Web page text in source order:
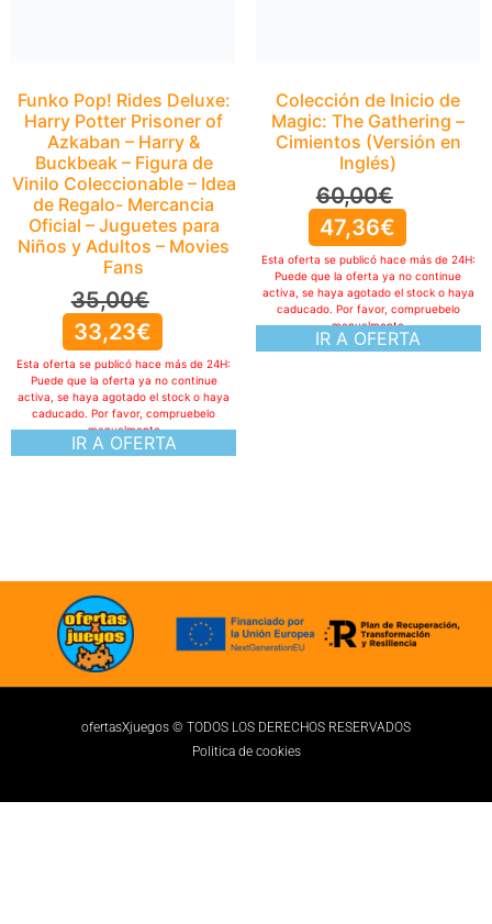
33,23€
IR A OFERTA
Esta oferta se publicó hace más de 24H:
Puede que la oferta ya no continue
activa, se haya agotado el stock o haya
caducado. Por favor, compruebelo
manualmente
Colección de Inicio de
Magic: The Gathering –
Cimientos (Versión en
Inglés)
60,00€
47,36€
IR A OFERTA
Esta oferta se publicó hace más de 24H:
Puede que la oferta ya no continue
activa, se haya agotado el stock o haya
caducado. Por favor, compruebelo
manualmente
ofertasXjuegos © TODOS LOS DERECHOS RESERVADOS
Politica de cookies